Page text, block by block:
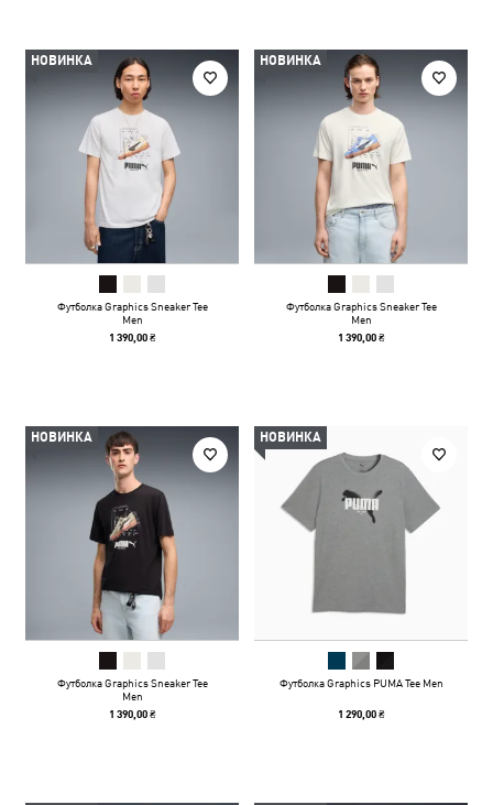
НОВИНКА
Футболка Graphics Sneaker Tee
Men
1 390,00 ₴
НОВИНКА
Футболка Graphics Sneaker Tee
Men
1 390,00 ₴
НОВИНКА
Футболка Graphics Sneaker Tee
Men
1 390,00 ₴
НОВИНКА
Футболка Graphics PUMA Tee Men
1 290,00 ₴